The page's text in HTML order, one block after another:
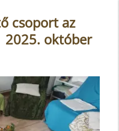
csoport az
2025. október